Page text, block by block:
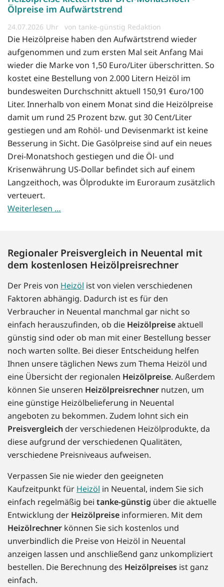
Ölpreise im Aufwärtstrend
24.07.2026 von tanke-günstig Redaktion
Die Heizölpreise haben den Aufwärtstrend wieder
aufgenommen und zum ersten Mal seit Anfang Mai
wieder die Marke von 1,50 Euro/Liter überschritten. So
kostet eine Bestellung von 2.000 Litern Heizöl im
bundesweiten Durchschnitt aktuell 150,91 €uro/100
Liter. Innerhalb von einem Monat sind die Heizölpreise
damit um rund 25 Prozent bzw. gut 30 Cent/Liter
gestiegen und am Rohöl- und Devisenmarkt ist keine
Besserung in Sicht. Die Gasölpreise sind auf ein neues
Drei-Monatshoch gestiegen und die Öl- und
Krisenwährung US-Dollar befindet sich auf einem
Langzeithoch, was Ölprodukte im Euroraum zusätzlich
verteuert.
Weiterlesen …
Regionaler Preisvergleich in Neuental mit
dem kostenlosen Heizölpreisrechner
Der Preis von Heizöl ist von vielen verschiedenen
Faktoren abhängig. Dadurch ist es für den
Verbraucher in Neuental manchmal gar nicht so
einfach herauszufinden, ob die Heizölpreiseaktuell
günstig sind oder ob man mit einer Bestellung besser
noch warten sollte. Bei dieser Entscheidung helfen
Ihnen unsere täglichen News zum Thema Heizöl und
eine Übersicht der regionalen Heizölpreise. Außerdem
können Sie unseren Heizölpreisrechner nutzen, um
eine günstige Heizölbelieferung in Neuental
angeboten zu bekommen. Zudem lohnt sich ein
Preisvergleich der verschiedenen Heizölprodukte, da
diese aufgrund der verschiedenen Qualitäten,
verschiedene Preisniveaus aufweisen.
Verpassen Sie nie wieder den geeigneten
Kaufzeitpunkt für Heizöl in Neuental, indem Sie sich
einfach regelmäßig bei tanke-günstig über die aktuelle
Entwicklung der Heizölpreise informieren. Mit dem
Heizölrechner können Sie sich kostenlos und
unverbindlich die Preise von Heizöl in Neuental
anzeigen lassen und anschließend ganz unkompliziert
bestellen. Die Berechnung des Heizölpreises ist ganz
einfach.